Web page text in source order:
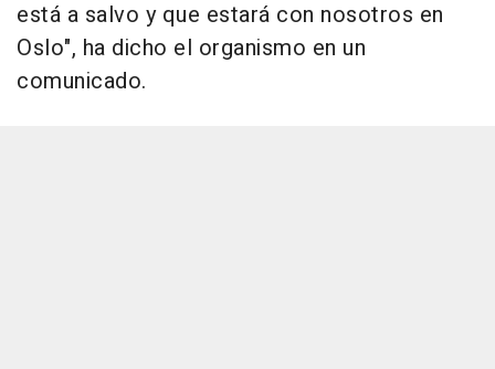
está a salvo y que estará con nosotros en
Oslo", ha dicho el organismo en un
comunicado.